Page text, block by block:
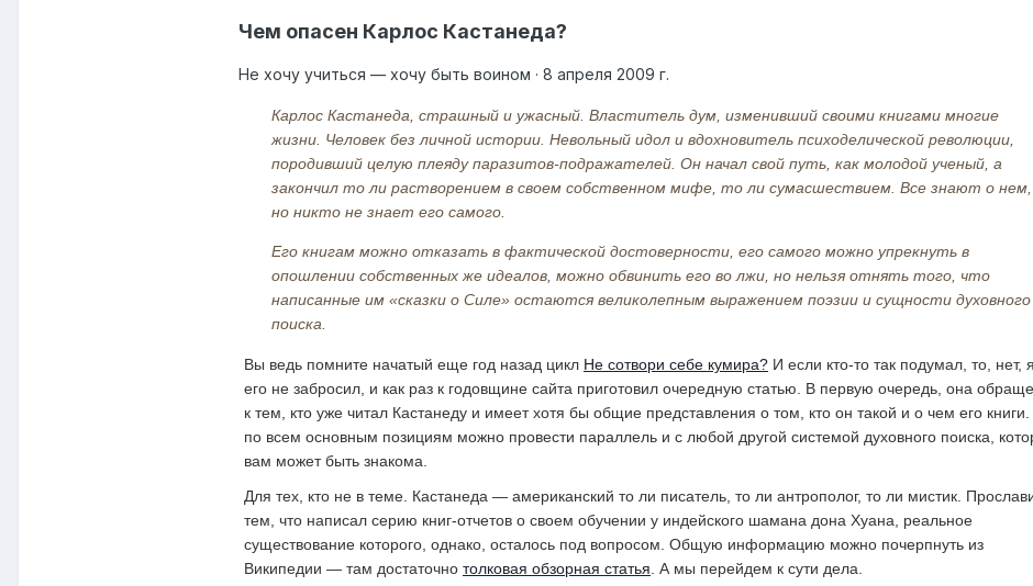
Чем опасен Карлос Кастанеда?
Не хочу учиться — хочу быть воином · 8 апреля 2009 г.
Карлос Кастанеда, страшный и ужасный. Властитель дум, изменивший своими книгами многие
жизни. Человек без личной истории. Невольный идол и вдохновитель психоделической революции,
породивший целую плеяду паразитов-подражателей. Он начал свой путь, как молодой ученый, а
закончил то ли растворением в своем собственном мифе, то ли сумасшествием. Все знают о нем,
но никто не знает его самого.
Его книгам можно отказать в фактической достоверности, его самого можно упрекнуть в
опошлении собственных же идеалов, можно обвинить его во лжи, но нельзя отнять того, что
написанные им «сказки о Силе» остаются великолепным выражением поэзии и сущности духовного
поиска.
Вы ведь помните начатый еще год назад цикл Не сотвори себе кумира? И если кто-то так подумал, то, нет, я
его не забросил, и как раз к годовщине сайта приготовил очередную статью. В первую очередь, она
к тем, кто уже читал Кастанеду и имеет хотя бы общие представления о том, кто он такой и о чем его
по всем основным позициям можно провести параллель и с любой другой системой духовного поиска,
вам может быть знакома.
Для тех, кто не в теме. Кастанеда — американский то ли писатель, то ли антрополог, то ли мистик.
тем, что написал серию книг-отчетов о своем обучении у индейского шамана дона Хуана, реальное
существование которого, однако, осталось под вопросом. Общую информацию можно почерпнуть из
Википедии — там достаточно толковая обзорная статья . А мы перейдем к сути дела.